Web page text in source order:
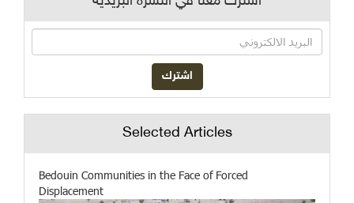
Selected Articles
Bedouin Communities in the Face of Forced
Displacement